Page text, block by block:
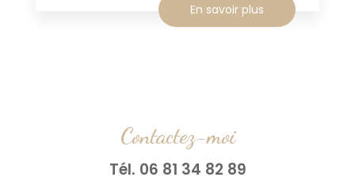
En savoir plus
Contactez-moi
Tél. 06 81 34 82 89